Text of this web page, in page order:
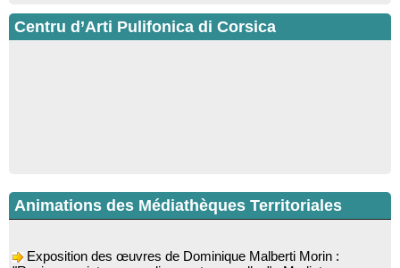
Centru d’Arti Pulifonica di Corsica
Animations des Médiathèques Territoriales
"Racines, peintures acryliques et aquarelles" - Mediateca